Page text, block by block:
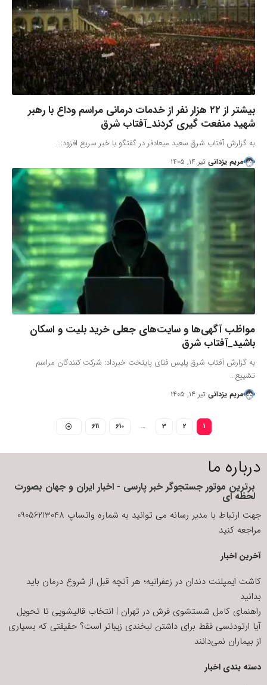
بیشتر از ۲۲ هزار نفر از خدمات درمانی مراسم وداع با رهبر
شهید منفعت گیری کردند_آفتاب شرق
به گزارش آفتاب شرق سعید میعادفر در گفتگو با خبر سریع افزود:…
مریم یزدانی تیر ۱۴, ۱۴۰۵
مواظب آگهی‌ها و سایت‌های جعلی خرید بلیت و اسکان
باشید_آفتاب شرق
به گزارش آفتاب شرق پلیس فتای پایتخت خبرداد: شرکت کنندگان مراسم
تشییع…
مریم یزدانی تیر ۱۴, ۱۴۰۵
1
2
3
…
610
611
درباره ما
برترین موتور جستجوگر خبر پارسی - اخبار ایران و جهان بصورت
لحظه ای
جهت ارتباط با مدیر رسانه می توانید به شماره واتساپ 09056213048
مراجعه کنید
آخرین اخبار
کاشت ایمپلنت دندان در زعفرانیه؛ هر آنچه قبل از شروع درمان باید
بدانید
راهنمای کامل شستشوی فرش در تهران | انتخاب قالیشویی تا تحویل
آیا ارتودنسی فقط برای داشتن لبخندی زیباتر است؟ حقیقتی که بسیاری
از بیماران نمی‌دانند
دسته بندی اخبار